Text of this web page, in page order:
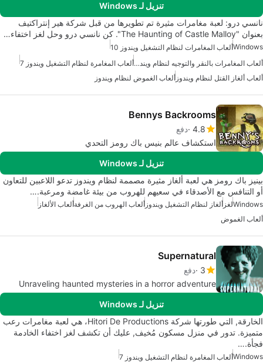
تنزيل لـ Windows
نانسي درو: لعبة مغامرات مثيرة تم تطويرها من قبل شركة هير إنتراكتيف
بعنوان "The Haunting of Castle Malloy". كن نانسي درو وحل لغز اختفاء…
Windowsألعاب المغامرات لنظام التشغيل ويندوز 10
ألعاب المغامرات بالنقر والتوجيه لنظام ويندوزألعاب المغامرة لنظام التشغيل ويندوز 7
ألعاب ألغاز القتل لنظام ويندوز ألعاب الغموض لنظام ويندوز
Bennys Backrooms
4.8 دفع
استكشاف عالم بنيس باك رومز التحدي
تنزيل لـ Windows
بينيز باك رومز هي لعبة ألغاز مثيرة مصممة لنظام ويندوز تدعو اللاعبين للتعاون
أو التنافس مع الأصدقاء في سعيهم للهروب من بيئة غامضة ومرعبة.…
Windowsلغز ألغاز لنظام التشغيل ويندوز ألعاب الهروب من الغرفةألعاب الألغاز
ألعاب الغموض
Supernatural
3 دفع
Unraveling haunted mysteries in a horror adventure
تنزيل لـ Windows
الخارقة, التي طورتها شركة Hitori De Productions، هي لعبة مغامرات رعب
متميزة. تدور في منزل مسكون مُخيف, عليك أن تكشف لغز اختفاء الخادمة
فجأة.…
Windowsألعاب المغامرة لنظام التشغيل ويندوز 7